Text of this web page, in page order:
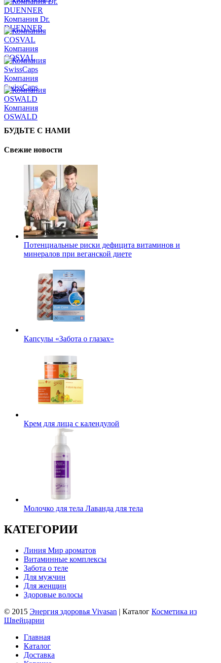
Компания Dr.
DUENNER
Компания
COSVAL
Компания
SwissCaps
Компания
OSWALD
БУДЬТЕ С НАМИ
Свежие новости
Потенциальные риски дефицита витаминов и
минералов при веганской диете
Капсулы «Забота о глазах»
Крем для лица с календулой
Молочко для тела Лаванда для тела
КАТЕГОРИИ
Линия Мир ароматов
Витаминные комплексы
Забота о теле
Для мужчин
Для женщин
Здоровые волосы
© 2015 Энергия здоровья Vivasan | Каталог Косметика из
Швейцарии
Главная
Каталог
Доставка